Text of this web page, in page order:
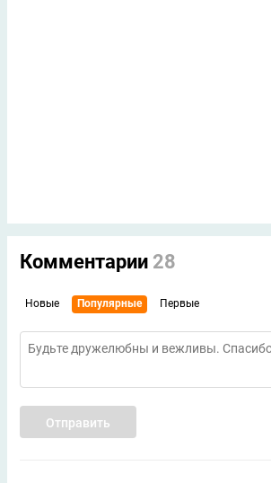
Комментарии 28
Новые Популярные Первые
Отправить